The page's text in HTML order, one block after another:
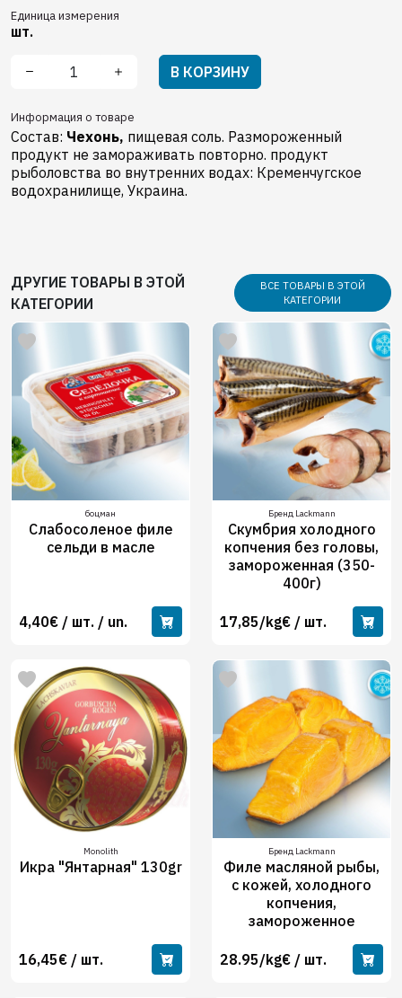
Единица измерения
шт.
В КОРЗИНУ
Информация о товаре
Состав: Чехонь, пищевая соль. Размороженный
продукт не замораживать повторно. продукт
рыболовства во внутренних водах: Кременчугское
водохранилище, Украина.
ДРУГИЕ ТОВАРЫ В ЭТОЙ
КАТЕГОРИИ
ВСЕ ТОВАРЫ В ЭТОЙ
КАТЕГОРИИ
боцман
Слабосоленое филе
сельди в масле
4,40€ / шт. / un.
Бренд Lackmann
Скумбрия холодного
копчения без головы,
замороженная (350-
400г)
17,85/kg€ / шт.
Monolith
Икра "Янтарная" 130gr
16,45€ / шт.
Бренд Lackmann
Филе масляной рыбы,
с кожей, холодного
копчения,
замороженное
28.95/kg€ / шт.